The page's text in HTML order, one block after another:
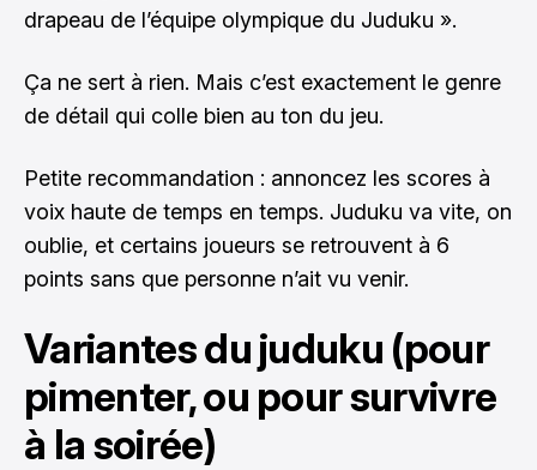
drapeau de l’équipe olympique du Juduku ».
Ça ne sert à rien. Mais c’est exactement le genre
de détail qui colle bien au ton du jeu.
Petite recommandation : annoncez les scores à
voix haute de temps en temps. Juduku va vite, on
oublie, et certains joueurs se retrouvent à 6
points sans que personne n’ait vu venir.
Variantes du juduku (pour
pimenter, ou pour survivre
à la soirée)